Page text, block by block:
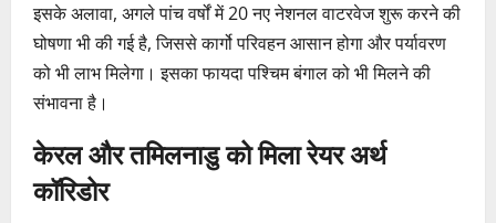
इसके अलावा, अगले पांच वर्षों में 20 नए नेशनल वाटरवेज शुरू करने की
घोषणा भी की गई है, जिससे कार्गो परिवहन आसान होगा और पर्यावरण
को भी लाभ मिलेगा। इसका फायदा पश्चिम बंगाल को भी मिलने की
संभावना है।
केरल और तमिलनाडु को मिला रेयर अर्थ
कॉरिडोर